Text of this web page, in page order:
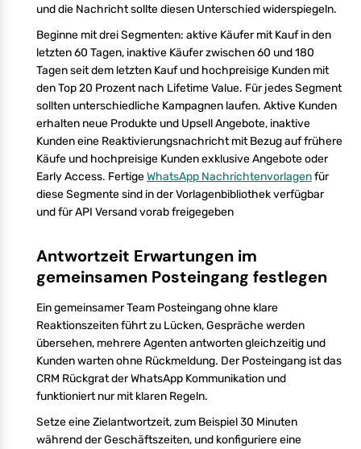
und die Nachricht sollte diesen Unterschied widerspiegeln.
Beginne mit drei Segmenten: aktive Käufer mit Kauf in den
letzten 60 Tagen, inaktive Käufer zwischen 60 und 180
Tagen seit dem letzten Kauf und hochpreisige Kunden mit
den Top 20 Prozent nach Lifetime Value. Für jedes Segment
sollten unterschiedliche Kampagnen laufen. Aktive Kunden
erhalten neue Produkte und Upsell Angebote, inaktive
Kunden eine Reaktivierungsnachricht mit Bezug auf frühere
Käufe und hochpreisige Kunden exklusive Angebote oder
Early Access. FertigeWhatsApp Nachrichtenvorlagenfür
diese Segmente sind in der Vorlagenbibliothek verfügbar
und für API Versand vorab freigegeben
Antwortzeit Erwartungen im
gemeinsamen Posteingang festlegen
Ein gemeinsamer Team Posteingang ohne klare
Reaktionszeiten führt zu Lücken, Gespräche werden
übersehen, mehrere Agenten antworten gleichzeitig und
Kunden warten ohne Rückmeldung. Der Posteingang ist das
CRM Rückgrat der WhatsApp Kommunikation und
funktioniert nur mit klaren Regeln.
Setze eine Zielantwortzeit, zum Beispiel 30 Minuten
während der Geschäftszeiten, und konfiguriere eine